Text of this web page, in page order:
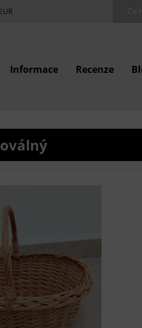
EUR
Informace Recenze